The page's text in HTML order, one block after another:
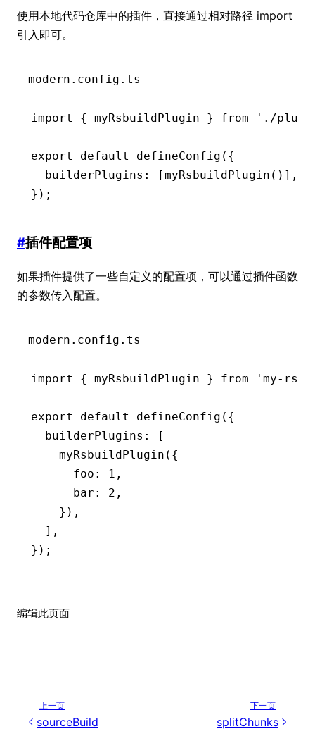
使用本地代码仓库中的插件，直接通过相对路径 import
引入即可。
modern.config.ts
import { myRsbuildPlugin } from './
export default defineConfig ({
  builderPlugins
: [myRsbuildPlugin ()] ,
});
#插件配置项
如果插件提供了一些自定义的配置项，可以通过插件函数
的参数传入配置。
modern.config.ts
import { myRsbuildPlugin } from 'my-
export default defineConfig ({
  builderPlugins
:
[
    myRsbuildPlugin
({
      foo
: 1 ,
      bar
: 2 ,
    })
,
  ]
,
});
编辑此页面
上一页
sourceBuild
下一页
splitChunks